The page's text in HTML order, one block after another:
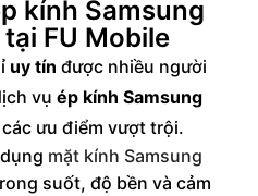
kính Samsung
FU Mobile
uy tín được nhiều người
vụ ép kính Samsung
ưu điểm vượt trội.
mặt kính Samsung
suốt, độ bền và cảm